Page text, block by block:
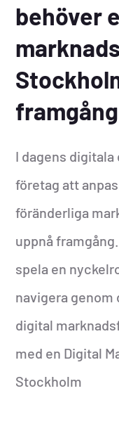
behöver
framgång
I dagens digitala
företag att
föränderliga
uppnå
spela en
navigera genom
digital
med en Digital
Stockholm